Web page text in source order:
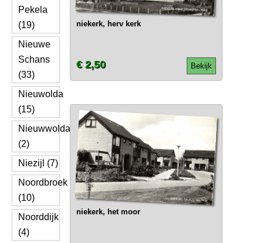
Pekela
(19)
Nieuwe
Schans
(33)
Nieuwolda
(15)
Nieuwwolda
(2)
Niezijl (7)
Noordbroek
(10)
Noorddijk
(4)
niekerk, herv kerk
Bekijk
€ 2,50
niekerk, het moor